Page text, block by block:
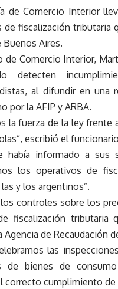
de Comercio Interior
de fiscalización tributaria
Buenos Aires.
de Comercio Interior,
detecten
al difundir en
por la AFIP y ARBA.
la fuerza de la ley
escribió el
había informado a sus
los operativos de
y los argentinos”.
controles sobre los
fiscalización tributaria
Agencia de Recaudación
las
de bienes de
correcto cumplimiento